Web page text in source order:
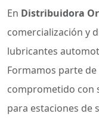
En Distribuidora
comercialización y
lubricantes
Formamos parte
comprometido con
para estaciones de